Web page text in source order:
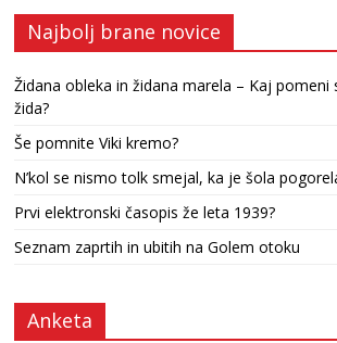
Najbolj brane novice
Židana obleka in židana marela – Kaj pomeni
žida?
Še pomnite Viki kremo?
N’kol se nismo tolk smejal, ka je šola
Prvi elektronski časopis že leta 1939?
Seznam zaprtih in ubitih na Golem otoku
Anketa